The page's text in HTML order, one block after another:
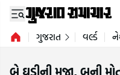
ગુજરાત વર્લ્ડ
બે ઘડીની મજા, બની